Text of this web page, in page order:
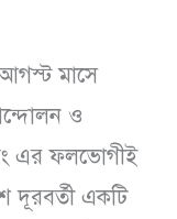
মাসে
ও
এর ফলভোগীই
দূরবর্তী একটি